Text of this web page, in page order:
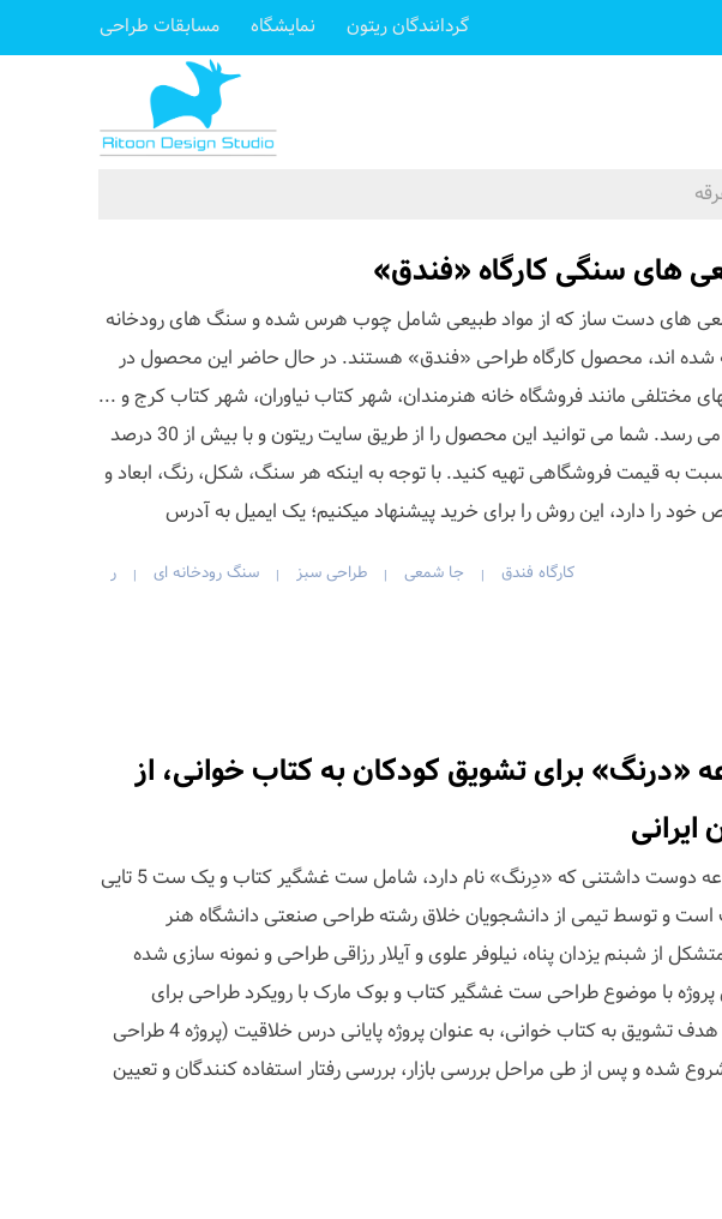
گردانندگان ریتون نمایشگاه مسابقات طراحی
های سنگی کارگاه «فندق»
های دست ساز که از مواد طبیعی شامل چوب هرس شده و سنگ های رودخانه
شده اند، محصول کارگاه طراحی «فندق» هستند. در حال حاضر این محصول در
مختلفی مانند فروشگاه خانه هنرمندان، شهر کتاب نیاوران، شهر کتاب کرج و ...
به فروش می رسد. شما می توانید این محصول را از طریق سایت ریتون و با بیش از 30 درصد
به قیمت فروشگاهی تهیه کنید. با توجه به اینکه هر سنگ، شکل، رنگ، ابعاد و
خود را دارد، این روش را برای خرید پیشنهاد میکنیم؛ یک ایمیل به آدرس
کارگاه فندق | جا شمعی | طراحی سبز | سنگ رودخانه ای | ر
«درنگ» برای تشویق کودکان به کتاب خوانی، از
ایرانی
این مجموعه دوست داشتنی که «دِرنگ» نام دارد، شامل ست غشگیر کتاب و یک ست 5 تایی
و توسط تیمی از دانشجویان خلاق رشته طراحی صنعتی دانشگاه هنر
از شبنم یزدان پناه، نیلوفر علوی و آیلار رزاقی طراحی و نمونه سازی شده
با موضوع طراحی ست غشگیر کتاب و بوک مارک با رویکرد طراحی برای
کودکان با هدف تشویق به کتاب خوانی، به عنوان پروژه پایانی درس خلاقیت (پروژه 4 طراحی
شده و پس از طی مراحل بررسی بازار، بررسی رفتار استفاده کنندگان و تعیین